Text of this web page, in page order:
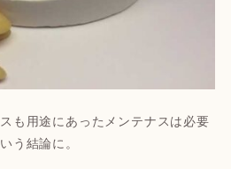
も用途にあったメンテナスは必要
う結論に。